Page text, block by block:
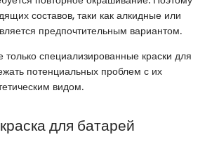
составов, таки как алкидные или
предпочтительным вариантом.
только специализированные краски для
потенциальных проблем с их
видом.
для батарей